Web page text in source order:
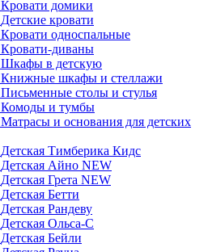
Кровати домики
Детские кровати
Кровати односпальные
Кровати-диваны
Шкафы в детскую
Книжные шкафы и стеллажи
Письменные столы и стулья
Комоды и тумбы
Матрасы и основания для детских
Детская Тимберика Кидс
Детская Айно NEW
Детская Грета NEW
Детская Бетти
Детская Рандеву
Детская Ольса-С
Детская Бейли